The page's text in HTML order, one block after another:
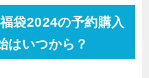
袋2024の予約購入
はいつから？